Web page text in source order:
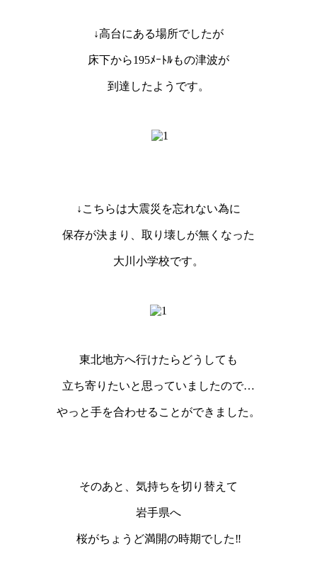
↓高台にある場所でしたが
床下から195ﾒｰﾄﾙもの津波が
到達したようです。
↓こちらは大震災を忘れない為に
保存が決まり、取り壊しが無くなった
大川小学校です。
東北地方へ行けたらどうしても
立ち寄りたいと思っていましたので…
やっと手を合わせることができました。
そのあと、気持ちを切り替えて
岩手県へ
桜がちょうど満開の時期でした‼